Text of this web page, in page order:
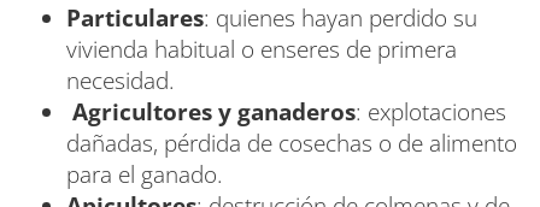
Particulares: quienes hayan perdido su
vivienda habitual o enseres de primera
necesidad.
Agricultores y ganaderos: explotaciones
dañadas, pérdida de cosechas o de alimento
para el ganado.